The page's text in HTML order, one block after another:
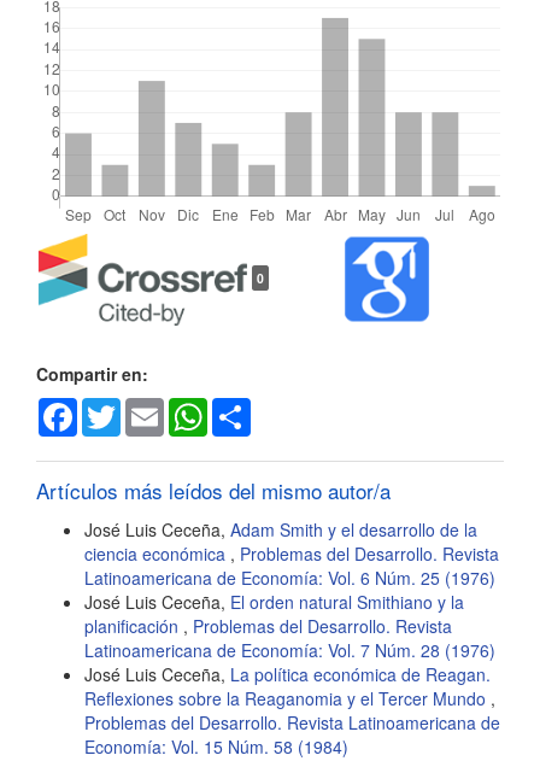
Detalles
del
artículo
0
Compartir en:
Facebook
TwitterEmail WhatsApp
Artículos más leídos del mismo autor/a
José Luis Ceceña, Adam Smith y el desarrollo de la
ciencia económica , Problemas del Desarrollo. Revista
Latinoamericana de Economía: Vol. 6 Núm. 25 (1976)
José Luis Ceceña, El orden natural Smithiano y la
planificación , Problemas del Desarrollo. Revista
Latinoamericana de Economía: Vol. 7 Núm. 28 (1976)
José Luis Ceceña, La política económica de Reagan.
Reflexiones sobre la Reaganomia y el Tercer Mundo ,
Problemas del Desarrollo. Revista Latinoamericana de
Economía: Vol. 15 Núm. 58 (1984)